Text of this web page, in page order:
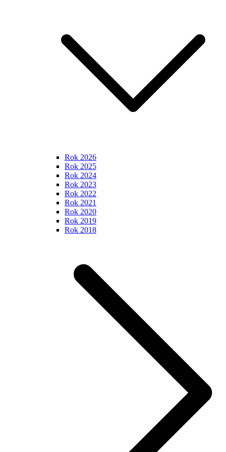
Rok 2026
Rok 2025
Rok 2024
Rok 2023
Rok 2022
Rok 2021
Rok 2020
Rok 2019
Rok 2018